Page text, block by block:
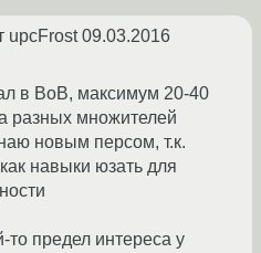
upcFrost09.03.2016
в ВоВ, максимум 20-40
разных множителей
новым персом, т.к.
навыки юзать для
то предел интереса у